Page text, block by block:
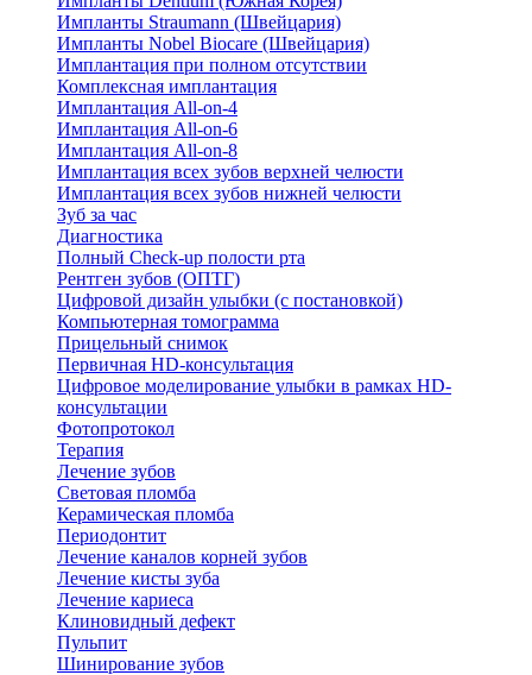
Импланты Straumann (Швейцария)
Импланты Nobel Biocare (Швейцария)
Имплантация при полном отсутствии
Комплексная имплантация
Имплантация All-on-4
Имплантация All-on-6
Имплантация All-on-8
Имплантация всех зубов верхней челюсти
Имплантация всех зубов нижней челюсти
Зуб за час
Диагностика
Полный Check-up полости рта
Рентген зубов (ОПТГ)
Цифровой дизайн улыбки (с постановкой)
Компьютерная томограмма
Прицельный снимок
Первичная HD-консультация
Цифровое моделирование улыбки в рамках HD-
консультации
Фотопротокол
Терапия
Лечение зубов
Световая пломба
Керамическая пломба
Периодонтит
Лечение каналов корней зубов
Лечение кисты зуба
Лечение кариеса
Клиновидный дефект
Пульпит
Шинирование зубов